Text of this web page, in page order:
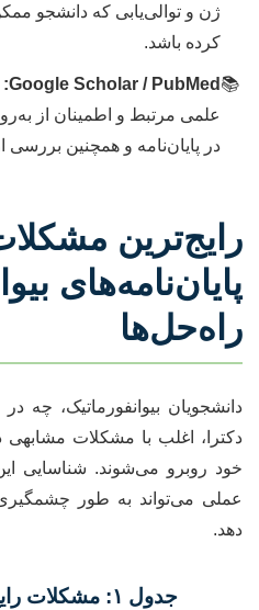
ژن و توالی‌یابی که دانشجو
کرده باشد.
Google Scholar / PubMed:
علمی مرتبط و اطمینان از
در پایان‌نامه و همچنین بررسی
رایج‌ترین
پایان‌نامه‌های
راه‌حل‌ها
دانشجویان بیوانفورماتیک،
دکترا، اغلب با مشکلات مشابهی
خود روبرو می‌شوند. شناسایی
عملی می‌تواند به طور
دهد.
جدول ۱: مشکلات